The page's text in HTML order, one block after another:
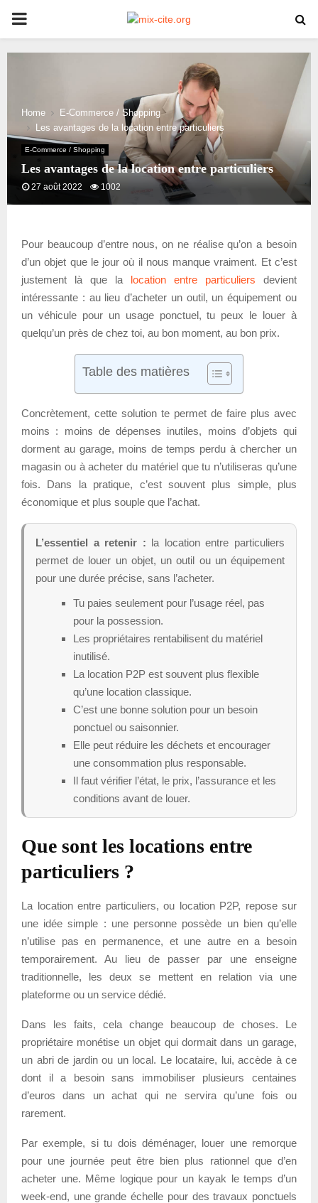
PRIMARY
MENU
Home
E-Commerce / Shopping
Les avantages de la location entre particuliers
E-Commerce / Shopping
Les avantages de la location entre particuliers
27 août 2022 1002
Pour beaucoup d’entre nous, on ne réalise qu’on a besoin
d’un objet que le jour où il nous manque vraiment. Et c’est
justement là que la location entre particuliers devient
intéressante : au lieu d’acheter un outil, un équipement ou
un véhicule pour un usage ponctuel, tu peux le louer à
quelqu’un près de chez toi, au bon moment, au bon prix.
Table des matières
Concrètement, cette solution te permet de faire plus avec
moins : moins de dépenses inutiles, moins d’objets qui
dorment au garage, moins de temps perdu à chercher un
magasin ou à acheter du matériel que tu n’utiliseras qu’une
fois. Dans la pratique, c’est souvent plus simple, plus
économique et plus souple que l’achat.
L’essentiel a retenir : la location entre particuliers
permet de louer un objet, un outil ou un équipement
pour une durée précise, sans l’acheter.
Tu paies seulement pour l’usage réel, pas
pour la possession.
Les propriétaires rentabilisent du matériel
inutilisé.
La location P2P est souvent plus flexible
qu’une location classique.
C’est une bonne solution pour un besoin
ponctuel ou saisonnier.
Elle peut réduire les déchets et encourager
une consommation plus responsable.
Il faut vérifier l’état, le prix, l’assurance et les
conditions avant de louer.
Que sont les locations entre
particuliers ?
La location entre particuliers, ou location P2P, repose sur
une idée simple : une personne possède un bien qu’elle
n’utilise pas en permanence, et une autre en a besoin
temporairement. Au lieu de passer par une enseigne
traditionnelle, les deux se mettent en relation via une
plateforme ou un service dédié.
Dans les faits, cela change beaucoup de choses. Le
propriétaire monétise un objet qui dormait dans un garage,
un abri de jardin ou un local. Le locataire, lui, accède à ce
dont il a besoin sans immobiliser plusieurs centaines
d’euros dans un achat qui ne servira qu’une fois ou
rarement.
Par exemple, si tu dois déménager, louer une remorque
pour une journée peut être bien plus rationnel que d’en
acheter une. Même logique pour un kayak le temps d’un
week-end, une grande échelle pour des travaux ponctuels